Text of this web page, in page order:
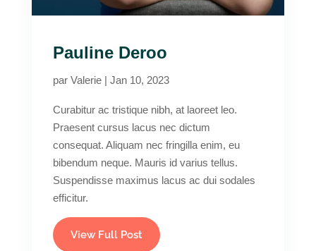
Pauline Deroo
par Valerie| Jan 10, 2023
Curabitur ac tristique nibh, at laoreet leo.
Praesent cursus lacus nec dictum
consequat. Aliquam nec fringilla enim, eu
bibendum neque. Mauris id varius tellus.
Suspendisse maximus lacus ac dui sodales
efficitur.
View Full Post